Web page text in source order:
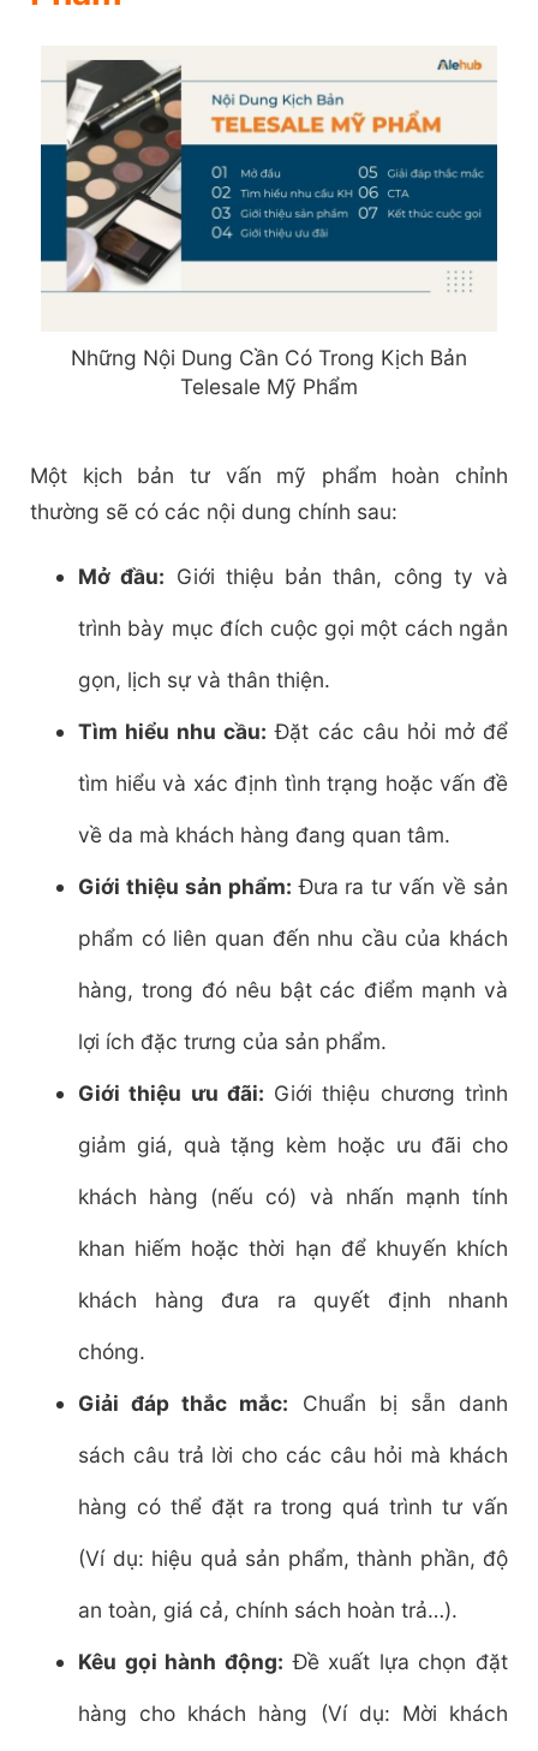
Những Nội Dung Cần Có Trong Kịch Bản
Telesale Mỹ Phẩm
Một kịch bản tư vấn mỹ phẩm hoàn chỉnh
thường sẽ có các nội dung chính sau:
Mở đầu: Giới thiệu bản thân, công ty và
trình bày mục đích cuộc gọi một cách ngắn
gọn, lịch sự và thân thiện.
Tìm hiểu nhu cầu: Đặt các câu hỏi mở để
tìm hiểu và xác định tình trạng hoặc vấn đề
về da mà khách hàng đang quan tâm.
Giới thiệu sản phẩm: Đưa ra tư vấn về sản
phẩm có liên quan đến nhu cầu của khách
hàng, trong đó nêu bật các điểm mạnh và
lợi ích đặc trưng của sản phẩm.
Giới thiệu ưu đãi: Giới thiệu chương trình
giảm giá, quà tặng kèm hoặc ưu đãi cho
khách hàng (nếu có) và nhấn mạnh tính
khan hiếm hoặc thời hạn để khuyến khích
khách hàng đưa ra quyết định nhanh
chóng.
Giải đáp thắc mắc: Chuẩn bị sẵn danh
sách câu trả lời cho các câu hỏi mà khách
hàng có thể đặt ra trong quá trình tư vấn
(Ví dụ: hiệu quả sản phẩm, thành phần, độ
an toàn, giá cả, chính sách hoàn trả…).
Kêu gọi hành động: Đề xuất lựa chọn đặt
hàng cho khách hàng (Ví dụ: Mời khách